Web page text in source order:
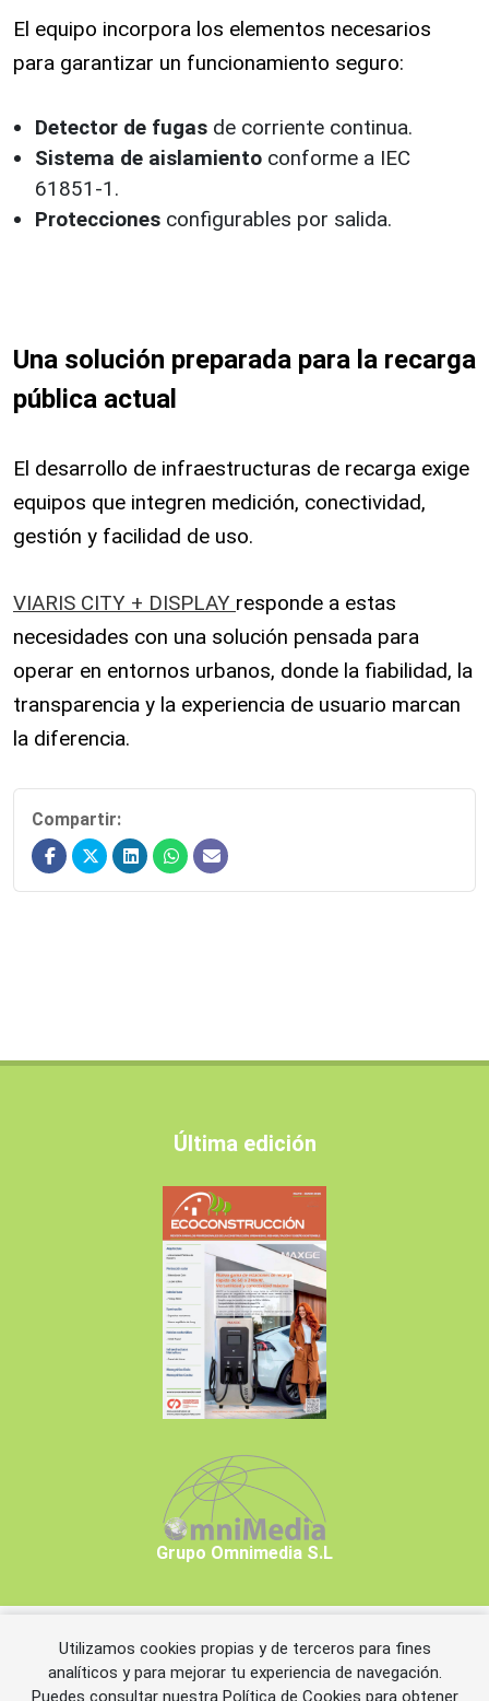
Utilizamos cookies propias y de terceros para fines
analíticos y para mejorar tu experiencia de navegación.
Puedes consultar nuestra Política de Cookies para obtener
El equipo incorpora los elementos necesarios
para garantizar un funcionamiento seguro:
Detector de fugas de corriente continua.
Sistema de aislamiento conforme a IEC
61851-1.
Protecciones configurables por salida.
Una solución preparada para la recarga
pública actual
El desarrollo de infraestructuras de recarga exige
equipos que integren medición, conectividad,
gestión y facilidad de uso.
VIARIS CITY + DISPLAY responde a estas
necesidades con una solución pensada para
operar en entornos urbanos, donde la fiabilidad, la
transparencia y la experiencia de usuario marcan
la diferencia.
Compartir:
Última edición
Grupo Omnimedia S.L
Copyrights © 2026 Grupo Omnimedia S.L.